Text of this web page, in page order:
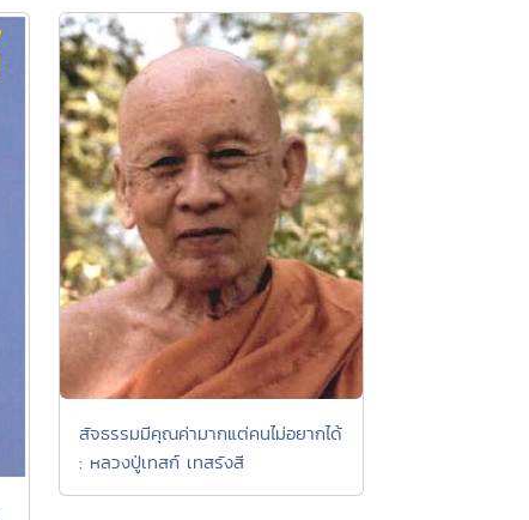
สัจธรรมมีคุณค่ามากแต่คนไม่อยากได้
: หลวงปู่เทสก์ เทสรังสี